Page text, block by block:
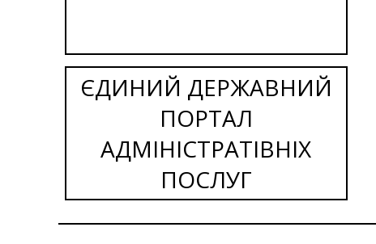
ЄДИНИЙ ДЕРЖАВНИЙ
ПОРТАЛ
АДМІНІСТРАТІВНІХ
ПОСЛУГ